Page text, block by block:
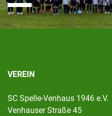
VEREIN
SC Spelle-Venhaus 1946 e.V.
Venhauser Straße 45